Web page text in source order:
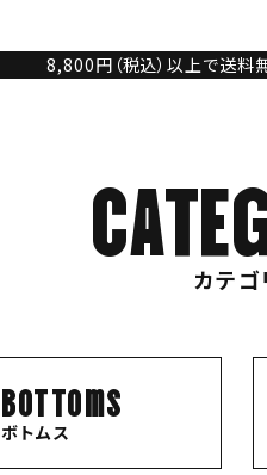
8,800円（税込）以上で送料
カテゴ
bottoms
ボトムス